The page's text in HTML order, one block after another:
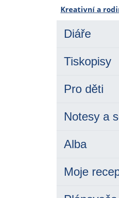
Kreativní a
Diáře
Tiskopisy
Pro děti
Notesy a
Alba
Moje